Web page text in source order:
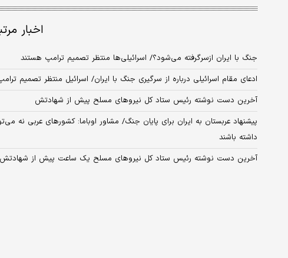
اخبار
جنگ با ایران ازسرگرفته می‌شود؟/ اسرائیلی‌ها منتظر تصمیم ترامپ هستند
ادعای مقام اسرائیلی درباره از سرگیری جنگ با ایران/ اسرائیل منتظر تصمیم ترامپ است/ ظرف حدود ۲۴
آخرین دست نوشته رئیس ستاد کل نیروهای مسلح پیش از شهادتش
پیشنهاد عربستان به ایران برای پایان جنگ/ مشاور اوباما: کشورهای عربی نه
داشته باشند
آخرین دست نوشته رئیس ستاد کل نیروهای مسلح یک ساعت پیش از